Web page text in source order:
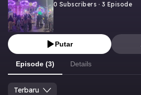
0 Subscribers · 3 Episode
Putar
Episode (3) Details
Terbaru